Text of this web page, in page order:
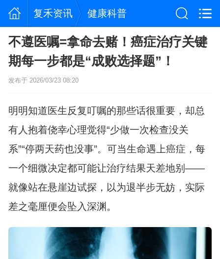
复禾资讯 健康科普
不遵医嘱=拿命去赌！癌症治疗关键
期每一步都是“成败选择题”！
发布于 2026/03/23 08:20
明明知道医生反复叮嘱的那些话很重要，却总
有人抱着侥幸心理觉得“少做一次检查没关
系”“停两天药也没事”。可当生命遇上癌症，每
一个细微决定都可能让治疗结果天差地别——
就像站在悬崖边试探，以为退半步无妨，实际
差之毫厘便会坠入深渊。